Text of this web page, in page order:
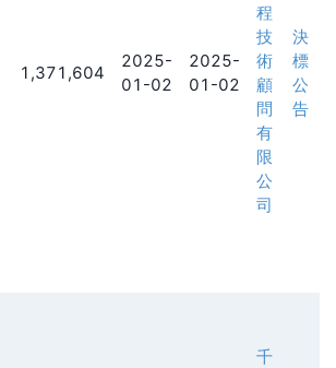
1,371,604
2025-
01-02
2025-
01-02
程
技
術
顧
問
有
限
公
司
決
標
公
告
千